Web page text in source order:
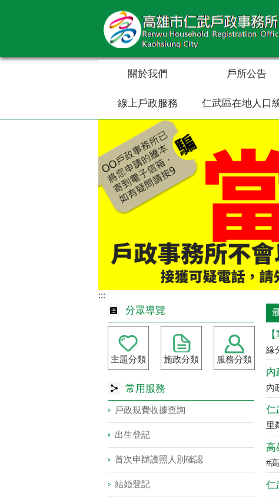
關於我們 戶所公告
線上戶政服務 仁武區在地人口
:::
分眾導覽
主題分類 施政分類 服務分類
常用服務
戶政規費收據查詢
出生登記
首次申辦護照人別確認
結婚登記
緣
內
里
高
#
仁